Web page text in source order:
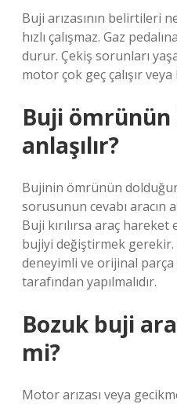
Buji arızasının belirtileri
hızlı çalışmaz. Gaz
durur. Çekiş sorunları
motor çok geç çalışır veya
Buji ömrünün
anlaşılır?
Bujinin ömrünün
sorusunun cevabı aracın
Buji kırılırsa araç
bujiyi değiştirmek
deneyimli ve orijinal
tarafından yapılmalıdır.
Bozuk buji
mi?
Motor arızası veya